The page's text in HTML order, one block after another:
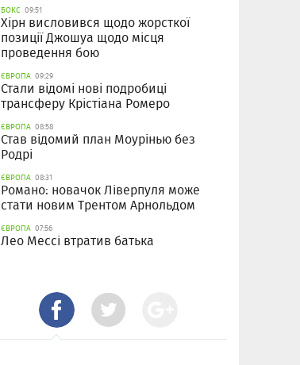
БОКС 09:51
Хірн висловився щодо жорсткої
позиції Джошуа щодо місця
проведення бою
ЄВРОПА 09:29
Стали відомі нові подробиці
трансферу Крістіана Ромеро
ЄВРОПА 08:58
Став відомий план Моурінью без
Родрі
ЄВРОПА 08:31
Романо: новачок Ліверпуля може
стати новим Трентом Арнольдом
ЄВРОПА 07:56
Лео Мессі втратив батька